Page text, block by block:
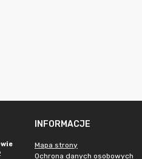
INFORMACJE
Mapa strony
Ochrona danych osobowych